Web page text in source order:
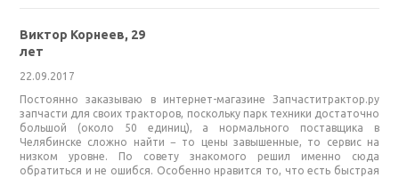
Виктор Корнеев, 29
лет
22.09.2017
Постоянно заказываю в интернет-магазине Запчаститрактор.ру
запчасти для своих тракторов, поскольку парк техники достаточно
большой (около 50 единиц), а нормального поставщика в
Челябинске сложно найти − то цены завышенные, то сервис на
низком уровне. По совету знакомого решил именно сюда
обратиться и не ошибся. Особенно нравится то, что есть быстрая